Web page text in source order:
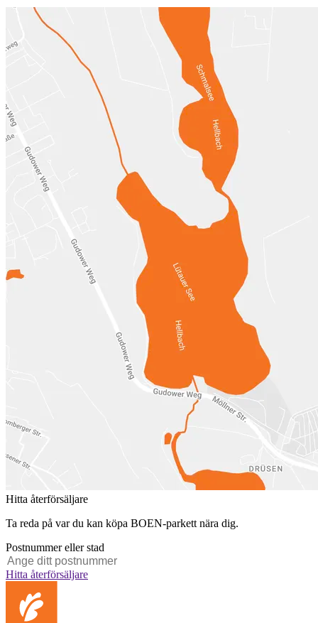
Hitta återförsäljare
Ta reda på var du kan köpa BOEN-parkett nära dig.
Postnummer eller stad
Hitta återförsäljare